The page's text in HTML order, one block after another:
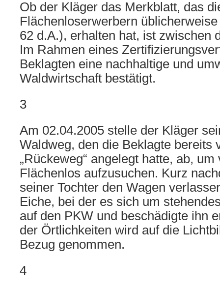
Ob der Kläger das Merkblatt, das
Flächenloserwerbern
62 d.A.), erhalten hat, ist zwischen
Im Rahmen eines
Beklagten eine nachhaltige und
Waldwirtschaft bestätigt.
3
Am 02.04.2005 stelle der Kläger
Waldweg, den die Beklagte bereits
„Rückeweg“ angelegt hatte, ab,
Flächenlos aufzusuchen. Kurz
seiner Tochter den Wagen
Eiche, bei der es sich um
auf den PKW und beschädigte ihn
der Örtlichkeiten wird auf die
Bezug genommen.
4